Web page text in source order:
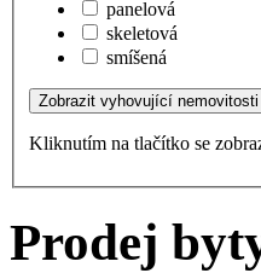
panelová
skeletová
smíšená
Kliknutím na tlačítko se
Prodej